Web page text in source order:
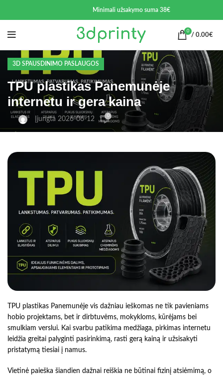
Minimali užsakymo suma 38€
0
/ 0.00€
3D SPAUSDINIMO PASLAUGOS
TPU plastikas Panemunėje
internetu ir gera kaina
Įjungta 2026-06-12 0
TPU plastikas Panemunėje vis dažniau ieškomas ne tik pavieniams
hobio projektams, bet ir dirbtuvėms, mokykloms, kūrėjams bei
smulkiam verslui. Kai svarbu patikima medžiaga, pirkimas internetu
leidžia greitai palyginti pasirinkimą, rasti gerą kainą ir užsisakyti
pristatymą tiesiai į namus.
Vietinė paieška šiandien dažnai reiškia ne būtinai fizinį atsiėmimą, o